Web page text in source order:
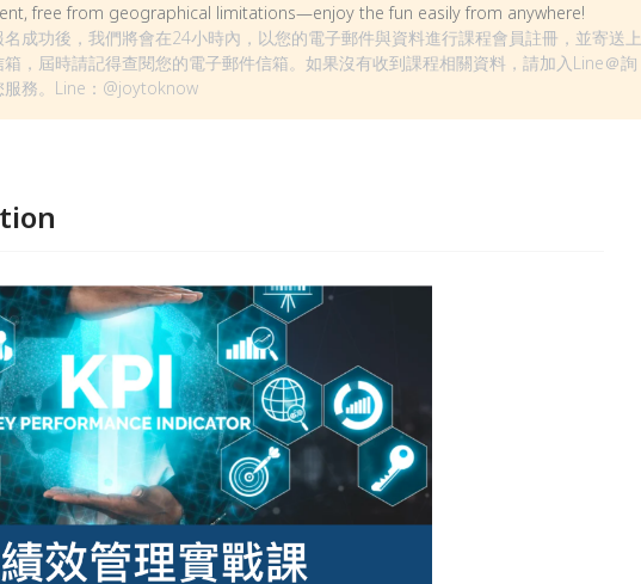
free from geographical limitations—enjoy the fun easily from anywhere!
名成功後，我們將會在24小時內，以您的電子郵件與資料進行課程會員註冊，並寄送上
，屆時請記得查閱您的電子郵件信箱。如果沒有收到課程相關資料，請加入Line＠詢
務。Line：@joytoknow